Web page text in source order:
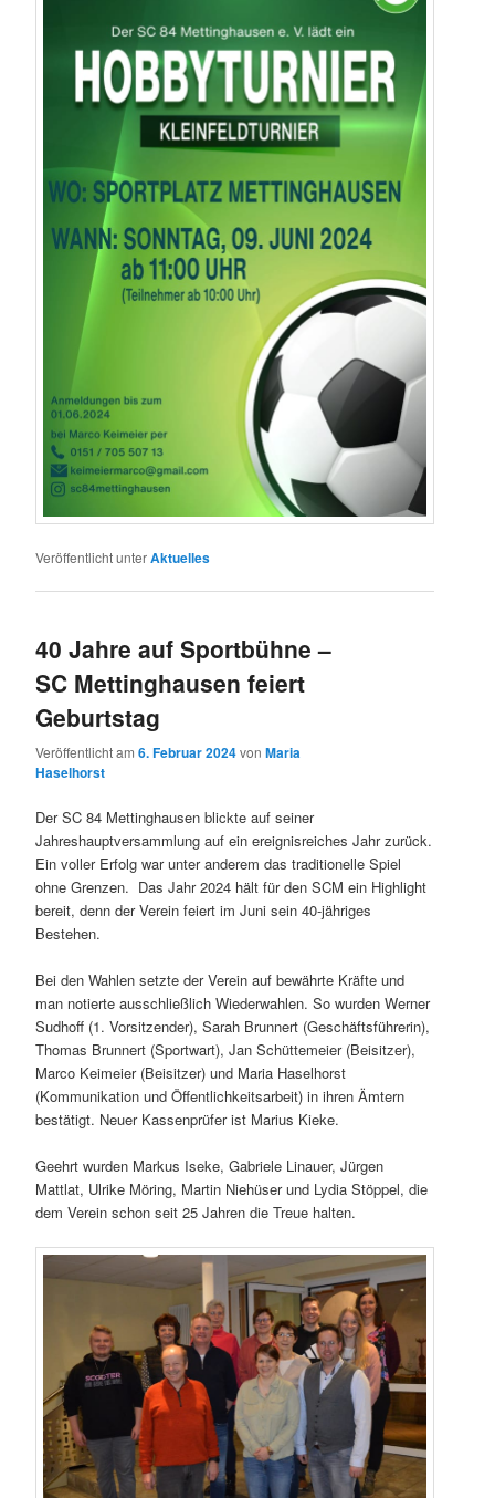
Veröffentlicht unterAktuelles
40 Jahre auf Sportbühne –
SC Mettinghausen feiert
Geburtstag
Veröffentlicht am6. Februar 2024vonMaria
Haselhorst
Der SC 84 Mettinghausen blickte auf seiner
Jahreshauptversammlung auf ein ereignisreiches Jahr zurück.
Ein voller Erfolg war unter anderem das traditionelle Spiel
ohne Grenzen. Das Jahr 2024 hält für den SCM ein Highlight
bereit, denn der Verein feiert im Juni sein 40-jähriges
Bestehen.
Bei den Wahlen setzte der Verein auf bewährte Kräfte und
man notierte ausschließlich Wiederwahlen. So wurden Werner
Sudhoff (1. Vorsitzender), Sarah Brunnert (Geschäftsführerin),
Thomas Brunnert (Sportwart), Jan Schüttemeier (Beisitzer),
Marco Keimeier (Beisitzer) und Maria Haselhorst
(Kommunikation und Öffentlichkeitsarbeit) in ihren Ämtern
bestätigt. Neuer Kassenprüfer ist Marius Kieke.
Geehrt wurden Markus Iseke, Gabriele Linauer, Jürgen
Mattlat, Ulrike Möring, Martin Niehüser und Lydia Stöppel, die
dem Verein schon seit 25 Jahren die Treue halten.